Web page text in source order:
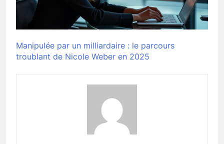
Manipulée par un milliardaire : le parcours
troublant de Nicole Weber en 2025